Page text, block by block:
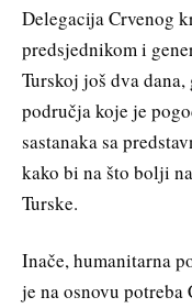
Delegacija Crvenog
predsjednikom i
Turskoj još dva
područja koje je
sastanaka sa
kako bi na što bolji
Turske.
Inače, humanitarna
je na osnovu potreba